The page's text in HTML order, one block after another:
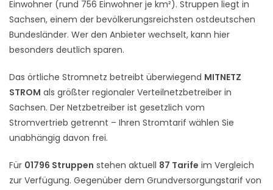
Einwohner (rund 756 Einwohner je km²). Struppen liegt in
Sachsen, einem der bevölkerungsreichsten ostdeutschen
Bundesländer. Wer den Anbieter wechselt, kann hier
besonders deutlich sparen.
Das örtliche Stromnetz betreibt überwiegend MITNETZ
STROM als größter regionaler Verteilnetzbetreiber in
Sachsen. Der Netzbetreiber ist gesetzlich vom
Stromvertrieb getrennt – Ihren Stromtarif wählen Sie
unabhängig davon frei.
Für 01796 Struppen stehen aktuell 87 Tarife im Vergleich
zur Verfügung. Gegenüber dem Grundversorgungstarif von